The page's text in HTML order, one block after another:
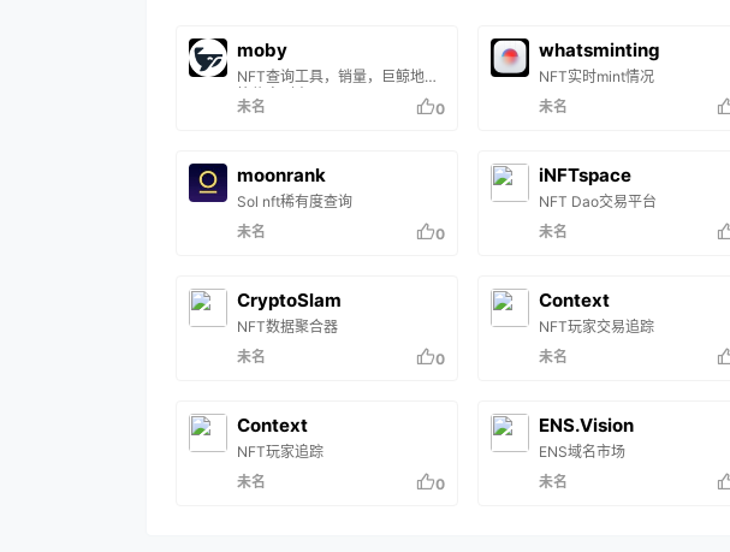
moby
NFT查询工具，销量，巨鲸地址
等信息列表。
未名 0
whatsminting
NFT实时mint情况
未名
moonrank
Sol nft稀有度查询
未名
0
iNFTspace
NFT Dao交易平台
未名
CryptoSlam
NFT数据聚合器
未名
0
Context
NFT玩家交易追踪
未名
Context
NFT玩家追踪
未名
0
ENS.Vision
ENS域名市场
未名